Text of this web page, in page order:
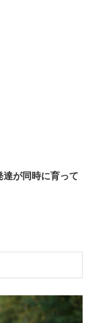
が同時に育って